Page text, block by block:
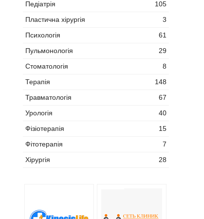
Педіатрія
105
Пластична хірургія
3
Психологія
61
Пульмонологія
29
Стоматологія
8
Терапія
148
Травматологія
67
Урологія
40
Фізіотерапія
15
Фітотерапія
7
Хірургія
28